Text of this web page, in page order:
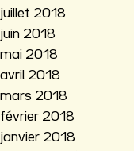
juillet 2018
juin 2018
mai 2018
avril 2018
mars 2018
février 2018
janvier 2018